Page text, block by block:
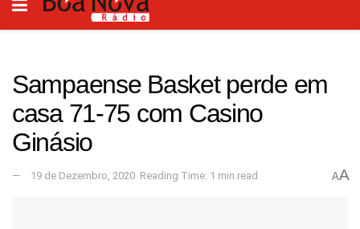
Sampaense Basket perde em
casa 71-75 com Casino
Ginásio
19 de Dezembro, 2020 Reading Time: 1 min read AA